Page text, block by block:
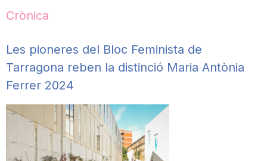
Crònica
Les pioneres del Bloc Feminista de
Tarragona reben la distinció Maria Antònia
Ferrer 2024